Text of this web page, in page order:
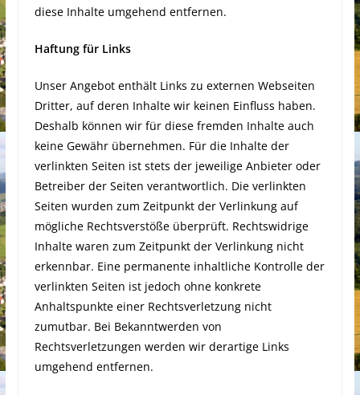
diese Inhalte umgehend entfernen.
Haftung für Links
Unser Angebot enthält Links zu externen Webseiten
Dritter, auf deren Inhalte wir keinen Einfluss haben.
Deshalb können wir für diese fremden Inhalte auch
keine Gewähr übernehmen. Für die Inhalte der
verlinkten Seiten ist stets der jeweilige Anbieter oder
Betreiber der Seiten verantwortlich. Die verlinkten
Seiten wurden zum Zeitpunkt der Verlinkung auf
mögliche Rechtsverstöße überprüft. Rechtswidrige
Inhalte waren zum Zeitpunkt der Verlinkung nicht
erkennbar. Eine permanente inhaltliche Kontrolle der
verlinkten Seiten ist jedoch ohne konkrete
Anhaltspunkte einer Rechtsverletzung nicht
zumutbar. Bei Bekanntwerden von
Rechtsverletzungen werden wir derartige Links
umgehend entfernen.